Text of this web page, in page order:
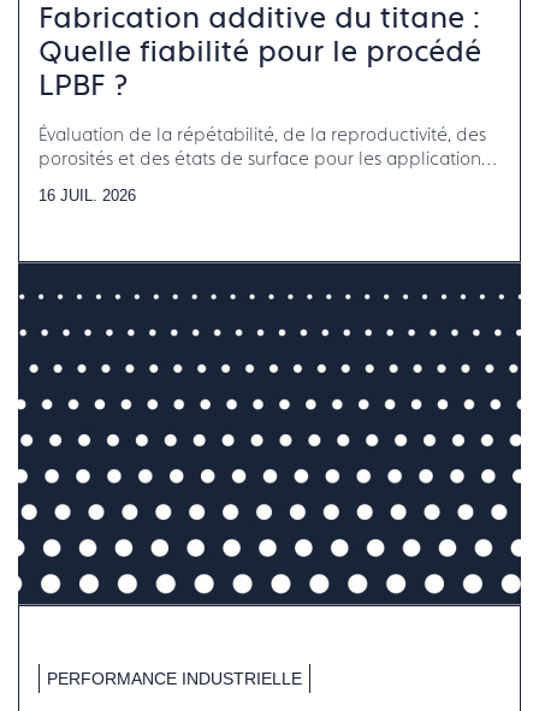
Fabrication additive du titane :
Quelle fiabilité pour le procédé
LPBF ?
Évaluation de la répétabilité, de la reproductivité, des
porosités et des états de surface pour les applications
16 JUIL. 2026
PERFORMANCE INDUSTRIELLE